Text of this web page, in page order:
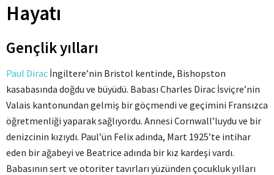
Hayatı
Gençlik yılları
Paul Dirac İngiltere’nin Bristol kentinde, Bishopston
kasabasında doğdu ve büyüdü. Babası Charles Dirac İsviçre’nin
Valais kantonundan gelmiş bir göçmendi ve geçimini Fransızca
öğretmenliği yaparak sağlıyordu. Annesi Cornwall’luydu ve bir
denizcinin kızıydı. Paul’ün Felix adında, Mart 1925’te intihar
eden bir ağabeyi ve Beatrice adında bir kız kardeşi vardı.
Babasının sert ve otoriter tavırları yüzünden çocukluk yılları